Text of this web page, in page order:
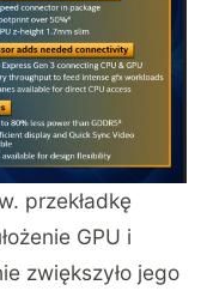
przekładkę
GPU i
zwiększyło jego